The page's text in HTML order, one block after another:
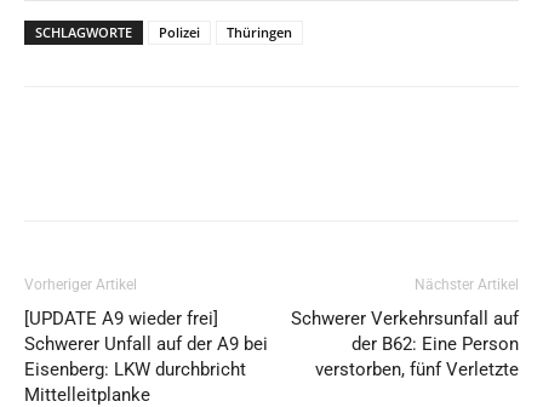
SCHLAGWORTE Polizei Thüringen
Vorheriger Artikel
[UPDATE A9 wieder frei]
Schwerer Unfall auf der A9 bei
Eisenberg: LKW durchbricht
Mittelleitplanke
Nächster Artikel
Schwerer Verkehrsunfall auf
der B62: Eine Person
verstorben, fünf Verletzte